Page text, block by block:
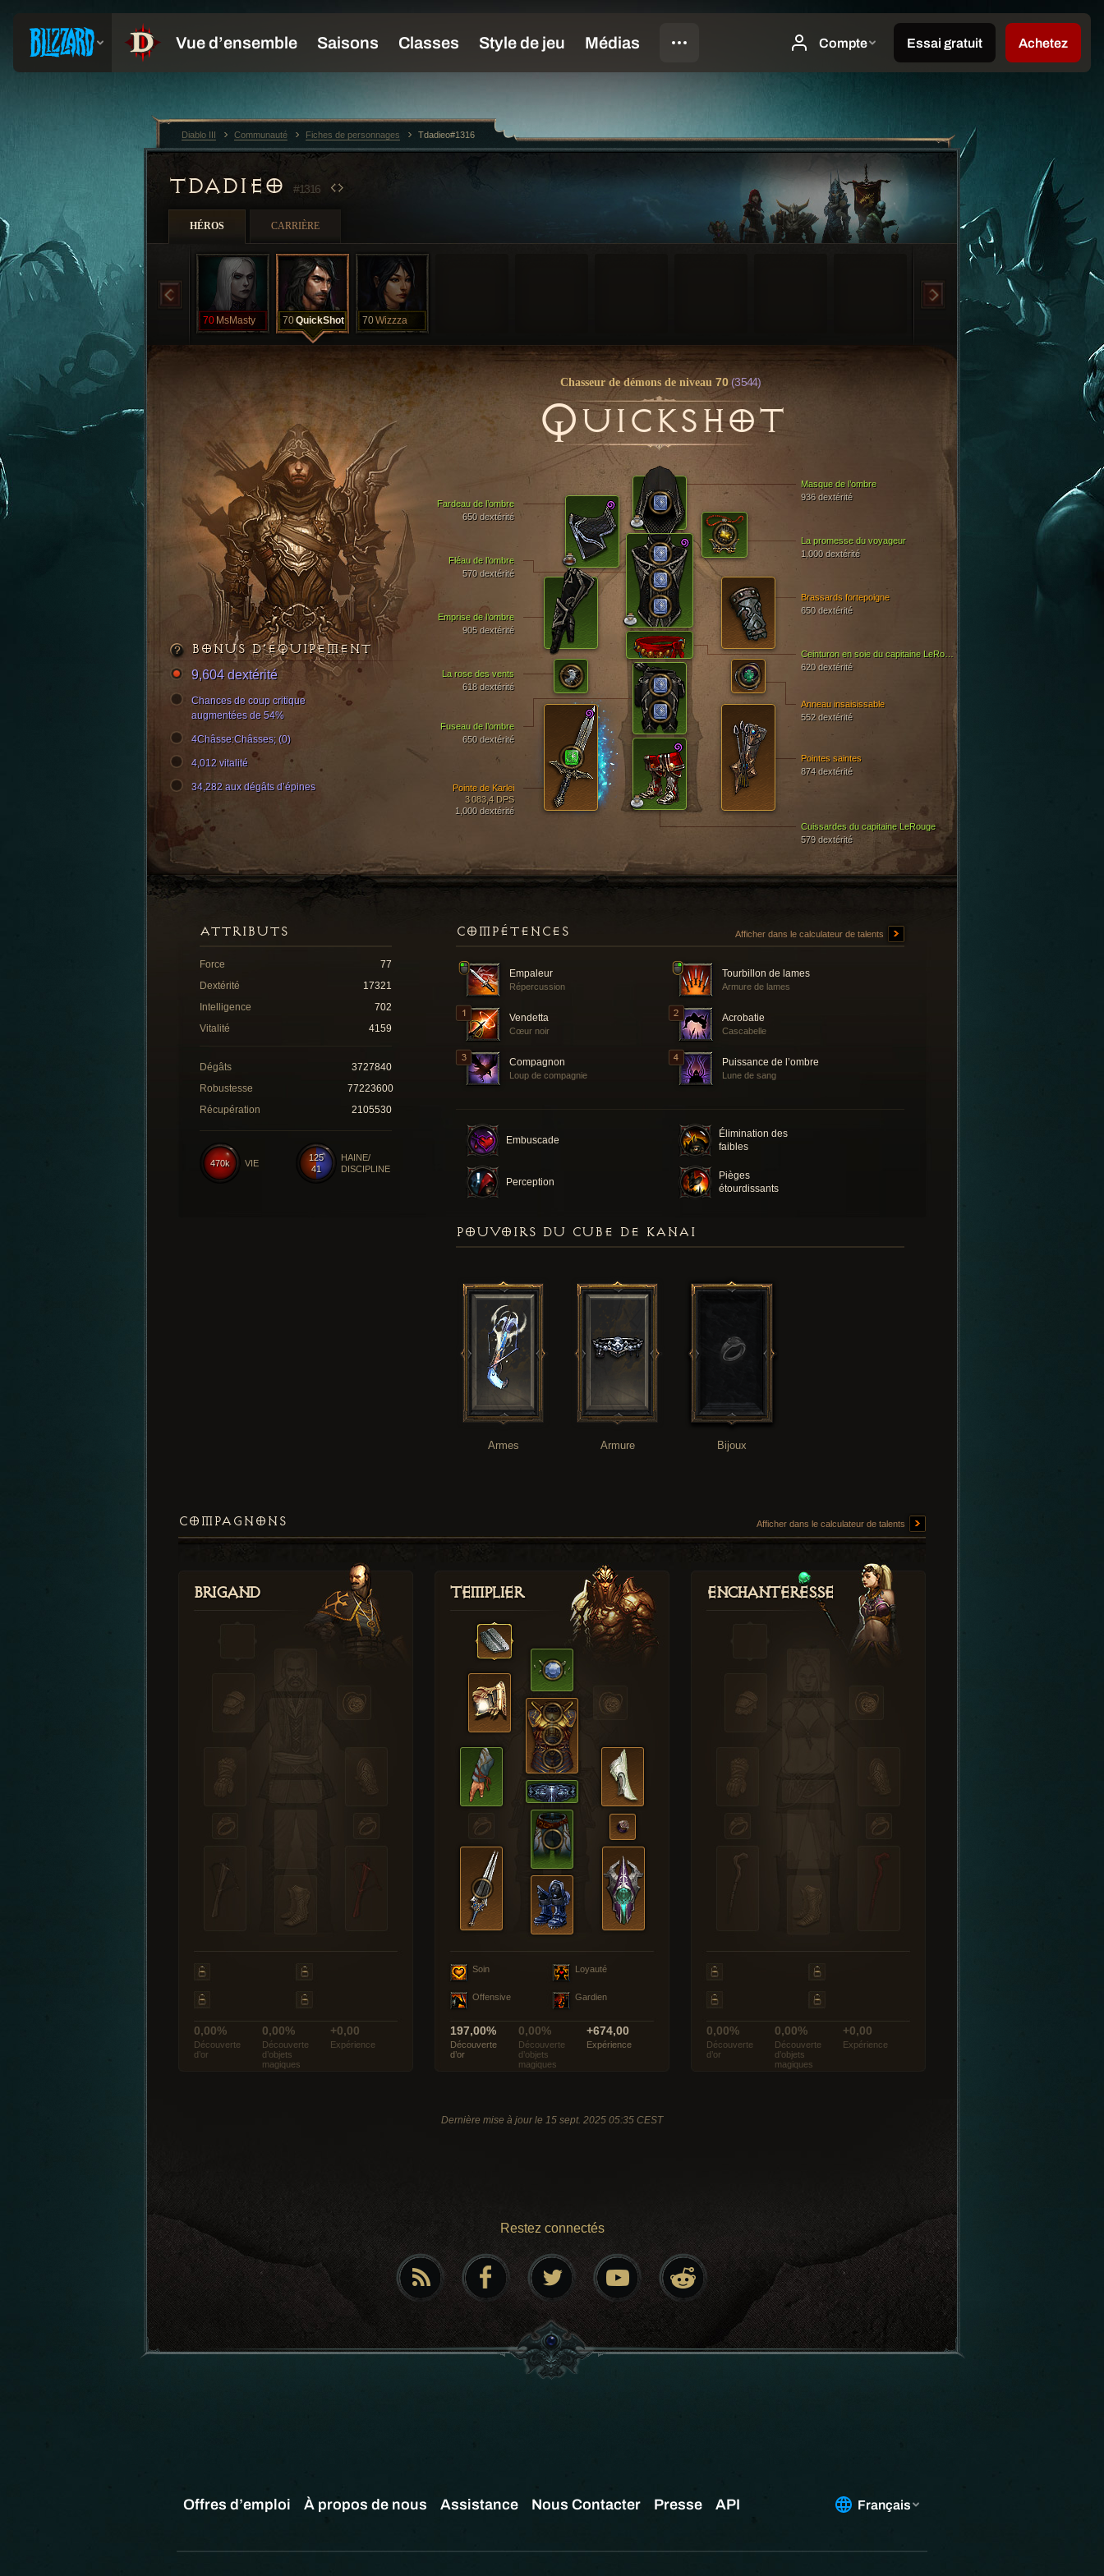
TDADIEO #1316
HÉROS CARRIÈRE
70 MsMasty 70QuickShot 70Wizzza
Chasseur de démons de niveau70 (3 544)
QUICKSHOT
Masque de l’ombre
936 dextérité
Fléau de l’ombre
570 dextérité
Cuissardes du capitaine LeRouge
579 dextérité
Emprise de l’ombre
905 dextérité
Fardeau de l’ombre
650 dextérité
Fuseau de l’ombre
650 dextérité
Brassards fortepoigne
650 dextérité
Pointe de Karlei
3 083,4 DPS
1,000 dextérité
Pointes saintes
874 dextérité
Ceinturon en soie du capitaine LeRouge
620 dextérité
Anneau insaisissable
552 dextérité
La rose des vents
618 dextérité
La promesse du voyageur
1,000 dextérité
BONUS D’ÉQUIPEMENT
9,604 dextérité
Chances de coup critique
augmentées de 54%
4Châsse:Châsses; (0)
4,012 vitalité
34,282 aux dégâts d’épines
COMPÉTENCES Afficher dans le calculateur de talents
Empaleur
Répercussion
Tourbillon de lames
Armure de lames
Vendetta
Cœur noir
Acrobatie
Cascabelle
Compagnon
Loup de compagnie
Puissance de l’ombre
Lune de sang
Embuscade
Élimination des
faibles
Perception
Pièges
étourdissants
ATTRIBUTS
Force
77
Dextérité
17321
Intelligence
702
Vitalité
4159
Dégâts
3727840
Robustesse
77223600
Récupération
2105530
125
41
HAINE/
DISCIPLINE
470k VIE
POUVOIRS DU CUBE DE KANAI
Armes Armure Bijoux
COMPAGNONS Afficher dans le calculateur de talents
Brigand
0,00%
Découverte
d’or
0,00%
Découverte
d’objets
magiques
+0,00
Expérience
Templier
Soin Loyauté
Offensive Gardien
197,00%
Découverte
d’or
0,00%
Découverte
d’objets
magiques
+674,00
Expérience
Enchanteresse
0,00%
Découverte
d’or
0,00%
Découverte
d’objets
magiques
+0,00
Expérience
Dernière mise à jour le 15 sept. 2025 05:35 CEST
Restez connectés
Diablo III Communauté Fiches de personnages Tdadieo#1316